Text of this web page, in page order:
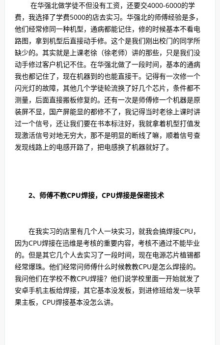
在华强北做学徒不但没有工资，还要交4000-6000的学
费，我选择了学费5000的店去实习。华强北的师傅经验是多，
他们经常修同一种机型，通病都能记住，修的时候基本不看电
路图，拿到机型后直接动手修。这个是我们刚出校门的同学所
缺少的。其实就是上课老徐（徐老师）讲的那些，只是我们没
动手修过客户机记不住。在华强北做了一段时间，基本的通病
我也都记住了，现在机器到的也能直接干。记得有一次修一个
闪光灯的故障，其他几个学徒轮流换了好几个芯片，条件都不
测量，后面直接搬板修复的。还有一次是师傅修一个机器是原
装屏不显，国产屏能显的都修不了，我记得当时老徐上课时讲
过一个信号，还让我们要在书本标注好，我就拿着机型打值发
现激活信号对地无穷大，那不是明显的断线了嘛，顺着信号查
发现线路上的电感开路了，把电感换了机器就好了。
2、师傅不教CPU焊接，CPU焊接是保密技术
在我实习的店里有几个人一块实习，就我会搞焊接CPU，
因为CPU焊接在迅维是考核的重要内容，考核不通过不能毕业
的。但是其它几个人去实习了一段时间，现在电源芯片植锡都
经常爆珠。他们经常问师傅什么时候教教CPU是怎么焊接的。
我问他们在学校不教CPU焊接？他们说学校里面一开始就发了
安卓手机主板给焊接，其它基本没发板，到进修班给发一块苹
果主板，CPU焊接基本没怎么讲。